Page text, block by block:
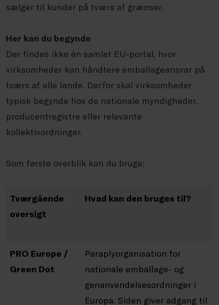
sælger til kunder på tværs af grænser.
Her kan du begynde
Der findes ikke én samlet EU-portal, hvor
virksomheder kan håndtere emballageansvar på
tværs af alle lande. Derfor skal virksomheder
typisk begynde hos de nationale myndigheder,
producentregistre eller relevante
kollektivordninger.
Som første overblik kan du bruge:
Tværgående
oversigt
Hvad kan den bruges til?
PRO Europe /
Green Dot
Paraplyorganisation for
nationale emballage- og
genanvendelsesordninger i
Europa. Siden giver adgang til